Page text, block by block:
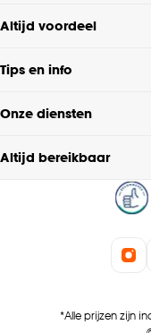
Altijd voordeel
Tips en info
Onze diensten
Altijd bereikbaar
*Alle prijzen zijn